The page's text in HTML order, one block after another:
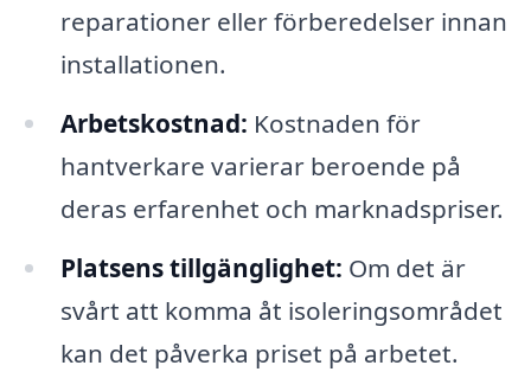
reparationer eller förberedelser innan
installationen.
Arbetskostnad: Kostnaden för
hantverkare varierar beroende på
deras erfarenhet och marknadspriser.
Platsens tillgänglighet: Om det är
svårt att komma åt isoleringsområdet
kan det påverka priset på arbetet.